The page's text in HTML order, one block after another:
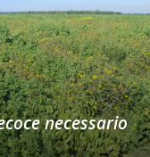
necessario